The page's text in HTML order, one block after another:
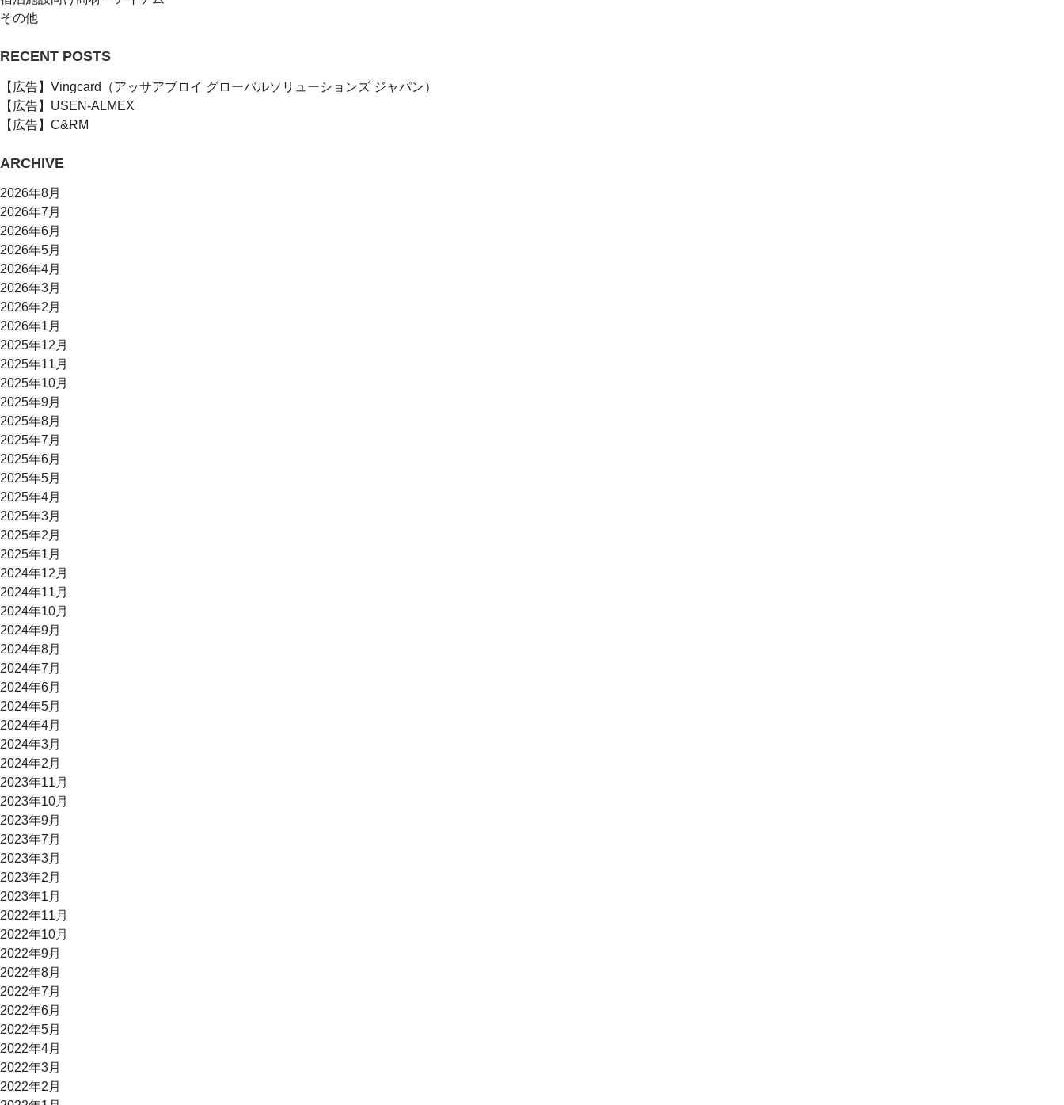
その他
RECENT POSTS
【広告】Vingcard（アッサアブロイ グローバルソリューションズ ジャパン）
【広告】USEN-ALMEX
【広告】C&RM
ARCHIVE
2026年8月
2026年7月
2026年6月
2026年5月
2026年4月
2026年3月
2026年2月
2026年1月
2025年12月
2025年11月
2025年10月
2025年9月
2025年8月
2025年7月
2025年6月
2025年5月
2025年4月
2025年3月
2025年2月
2025年1月
2024年12月
2024年11月
2024年10月
2024年9月
2024年8月
2024年7月
2024年6月
2024年5月
2024年4月
2024年3月
2024年2月
2023年11月
2023年10月
2023年9月
2023年7月
2023年3月
2023年2月
2023年1月
2022年11月
2022年10月
2022年9月
2022年8月
2022年7月
2022年6月
2022年5月
2022年4月
2022年3月
2022年2月